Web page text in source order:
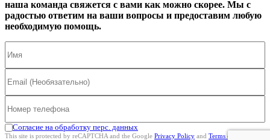
наша команда свяжется с вами как можно скорее. Мы с
радостью ответим на ваши вопросы и предоставим любую
необходимую помощь.
Согласие на обработку перс. данных
This site is protected by reCAPTCHA and the Google Privacy Policy and Terms of Service